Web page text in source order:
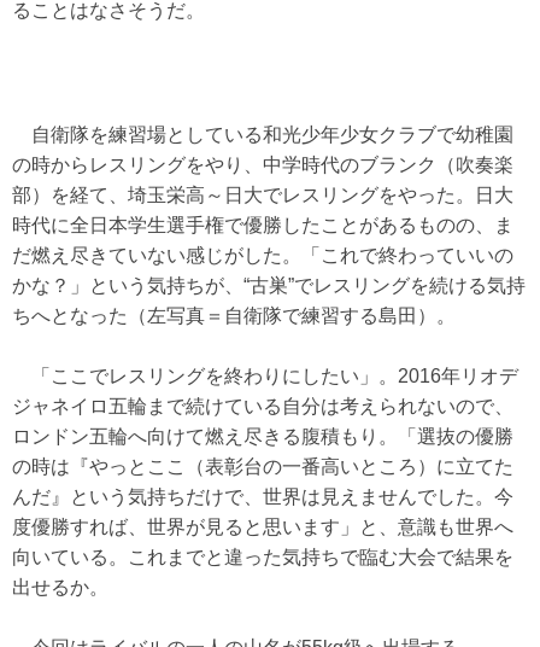
ることはなさそうだ。
自衛隊を練習場としている和光少年少女クラブで幼稚園
の時からレスリングをやり、中学時代のブランク（吹奏楽
部）を経て、埼玉栄高～日大でレスリングをやった。日大
時代に全日本学生選手権で優勝したことがあるものの、ま
だ燃え尽きていない感じがした。「これで終わっていいの
かな？」という気持ちが、“古巣”でレスリングを続ける気持
ちへとなった（左写真＝自衛隊で練習する島田）。
「ここでレスリングを終わりにしたい」。2016年リオデ
ジャネイロ五輪まで続けている自分は考えられないので、
ロンドン五輪へ向けて燃え尽きる腹積もり。「選抜の優勝
の時は『やっとここ（表彰台の一番高いところ）に立てた
んだ』という気持ちだけで、世界は見えませんでした。今
度優勝すれば、世界が見ると思います」と、意識も世界へ
向いている。これまでと違った気持ちで臨む大会で結果を
出せるか。